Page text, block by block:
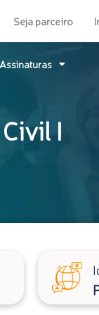
Seja parceiro
Assinaturas
I